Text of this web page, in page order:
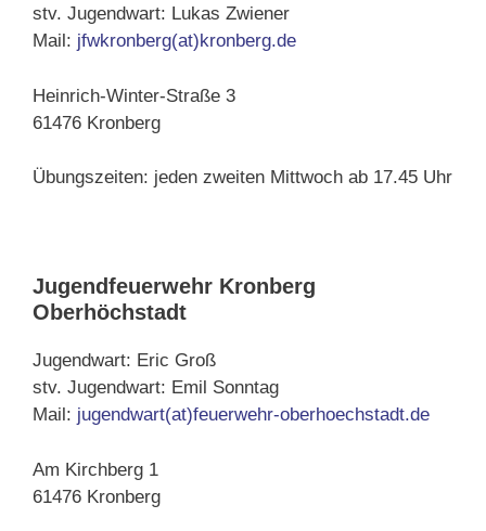
stv. Jugendwart: Lukas Zwiener
Mail: jfwkronberg(at)kronberg.de
Heinrich-Winter-Straße 3
61476 Kronberg
Übungszeiten: jeden zweiten Mittwoch ab 17.45 Uhr
Jugendfeuerwehr Kronberg
Oberhöchstadt
Jugendwart: Eric Groß
stv. Jugendwart: Emil Sonntag
Mail: jugendwart(at)feuerwehr-oberhoechstadt.de
Am Kirchberg 1
61476 Kronberg